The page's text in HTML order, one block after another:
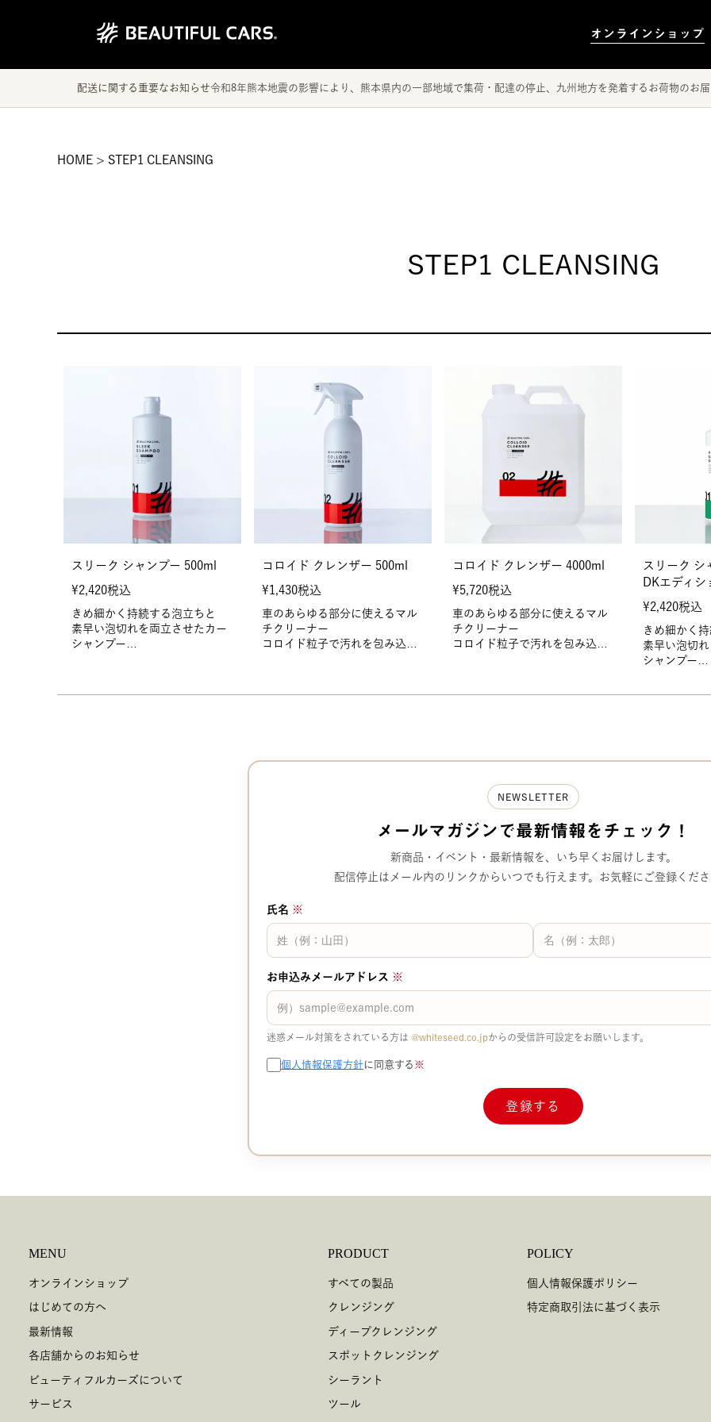
オンラインショップ
配送に関する重要なお知らせ令和8年熊本地震の影響により、熊本県内の一部地域で集荷・配達の停止、九州地方を発着するお荷物のお
HOME STEP1 CLEANSING
STEP1 CLEANSING
スリーク シャンプー 500ml
¥2,420税込
きめ細かく持続する泡立ちと
素早い泡切れを両立させたカー
シャンプー
コロイド クレンザー 500ml
¥1,430税込
車のあらゆる部分に使えるマル
チクリーナー
コロイド粒子で汚れを包み込
コロイド クレンザー 4000ml
¥5,720税込
車のあらゆる部分に使えるマル
チクリーナー
コロイド粒子で汚れを包み込
スリーク シ
DKエディシ
¥2,420税込
きめ細かく
素早い泡切
シャンプー
NEWSLETTER
メールマガジンで最新情報をチェック！
新商品・イベント・最新情報を、
いち早くお届けします。
配信停止はメール内のリンクから いつでも行えます。 お気軽にご登録くだ
氏名 ※
お申込みメールアドレス ※
迷惑メール対策をされている方は @whiteseed.co.jp​​からの受信許可設定をお願いします。
個人情報保護方針に同意する ※
MENU
オンラインショップ
はじめての方へ
最新情報
各店舗からのお知らせ
ビューティフルカーズについて
サービス
PRODUCT
すべての製品
クレンジング
ディープクレンジング
スポットクレンジング
シーラント
ツール
POLICY
個人情報保護ポリシー
特定商取引法に基づく表示